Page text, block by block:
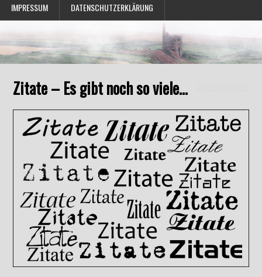
IMPRESSUM DATENSCHUTZERKLÄRUNG
Zitate – Es gibt noch so viele…